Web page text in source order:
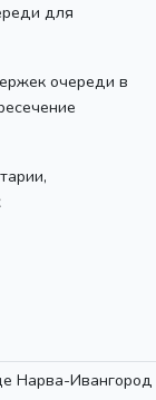
для
очереди в
Нарва-Ивангород